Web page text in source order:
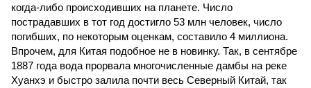
когда-либо происходивших на планете. Число
пострадавших в тот год достигло 53 млн человек, число
погибших, по некоторым оценкам, составило 4 миллиона.
Впрочем, для Китая подобное не в новинку. Так, в сентябре
1887 года вода прорвала многочисленные дамбы на реке
Хуанхэ и быстро залила почти весь Северный Китай, так